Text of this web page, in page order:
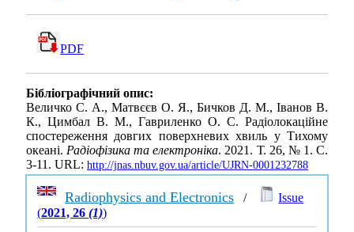
PDF
Бібліографічний опис:
Величко С. А., Матвєєв О. Я., Бичков Д. М., Іванов В.
К., Цимбал В. М., Гавриленко О. С. Радіолокаційне
спостереження довгих поверхневих хвиль у Тихому
океані.Радіофізика та електроніка. 2021. Т. 26, № 1. С.
3-11. URL: http://jnas.nbuv.gov.ua/article/UJRN-0001232788
Radiophysics and Electronics /
Issue
(2021, 26(1))